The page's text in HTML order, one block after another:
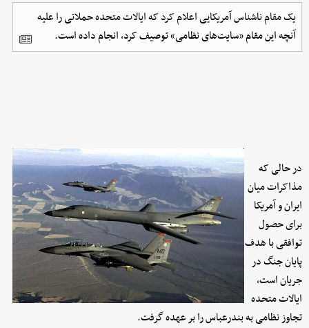
یک مقام ناشناس آمریکایی اعلام کرد که ایالات متحده حملاتی را علیه
آنچه این مقام «سایت‌های نظامی» توصیف کرد، انجام داده است.
در حالی که
مذاکرات میان
ایران و آمریکا
برای حصول
توافقی با هدف
پایان جنگ در
جریان است،
ایالات متحده
تجاوز نظامی به بندرعباس را بر عهده گرفت.